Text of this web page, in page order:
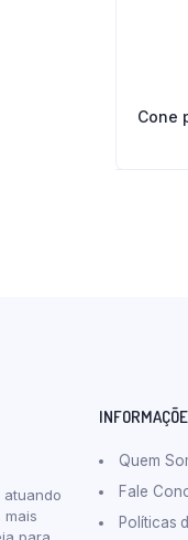
Cone
mais
Quem
Fale
Políticas